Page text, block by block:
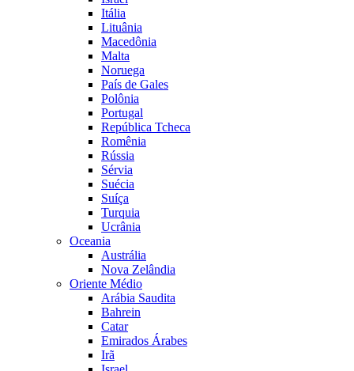
Itália
Lituânia
Macedônia
Malta
Noruega
País de Gales
Polônia
Portugal
República Tcheca
Romênia
Rússia
Sérvia
Suécia
Suíça
Turquia
Ucrânia
Oceania
Austrália
Nova Zelândia
Oriente Médio
Arábia Saudita
Bahrein
Catar
Emirados Árabes
Irã